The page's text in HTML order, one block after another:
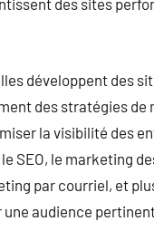
des sites
développent des
des stratégies de
la visibilité des
SEO, le marketing
par courriel, et
une audience